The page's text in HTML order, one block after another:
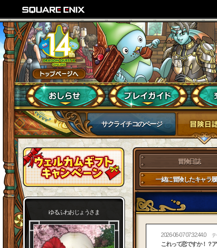
サクライチコのページ
ゆるふわおじょうさま
冒険日誌
一緒に冒険したキャラ
2026-06-07 07:32:44.0 テ
これって恋ですか！？